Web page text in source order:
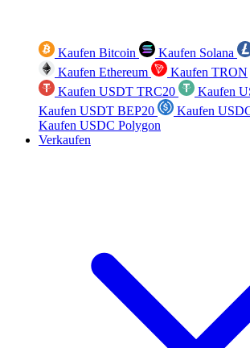
Kaufen Bitcoin Kaufen Solana
Kaufen Ethereum
Kaufen TRON
Kaufen USDT TRC20
Kaufen
Kaufen USDT BEP20
Kaufen
Kaufen USDC Polygon
Verkaufen